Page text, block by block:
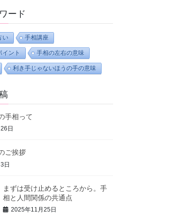
ード
い 手相講座
イント 手相の左右の意味
利き手じゃないほうの手の意味
手相って
日
ご挨拶
日
まずは受け止めるところから。手
相と人間関係の共通点
2025年11月25日